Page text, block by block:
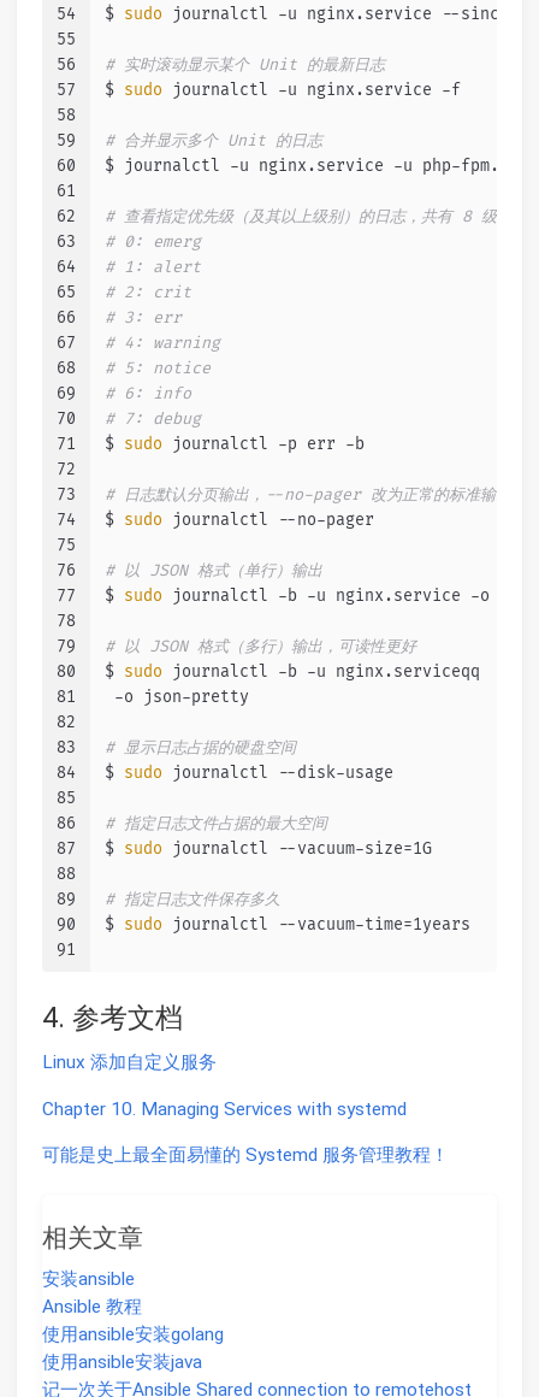
54
55
56
57
58
59
60
61
62
63
64
65
66
67
68
69
70
71
72
73
74
75
76
77
78
79
80
81
82
83
84
85
86
87
88
89
90
91
$ sudo journalctl -u nginx.service --since
# 实时滚动显示某个 Unit 的最新日志
$ sudo journalctl -u nginx.service -f
# 合并显示多个 Unit 的日志
$ journalctl -u nginx.service -u php-
# 查看指定优先级（及其以上级别）的日志，共有 8 级
# 0: emerg
# 1: alert
# 2: crit
# 3: err
# 4: warning
# 5: notice
# 6: info
# 7: debug
$ sudo journalctl -p err -b
# 日志默认分页输出，--no-pager 改为正常的标准输出
$ sudo journalctl --no-pager
# 以 JSON 格式（单行）输出
$ sudo journalctl -b -u nginx.service -o json
# 以 JSON 格式（多行）输出，可读性更好
$ sudo journalctl -b -u nginx.serviceqq
-o json-pretty
# 显示日志占据的硬盘空间
$ sudo journalctl --disk-usage
# 指定日志文件占据的最大空间
$ sudo journalctl --vacuum-size=1G
# 指定日志文件保存多久
$ sudo journalctl --vacuum-time=1years
4. 参考文档
Linux 添加自定义服务
Chapter 10. Managing Services with systemd
可能是史上最全面易懂的 Systemd 服务管理教程！
相关文章
安装ansible
Ansible 教程
使用ansible安装golang
使用ansible安装java
记一次关于Ansible Shared connection to remotehost